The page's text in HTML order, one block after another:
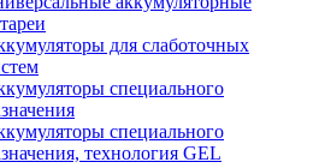
для слаботочных
специального
специального
технология GEL